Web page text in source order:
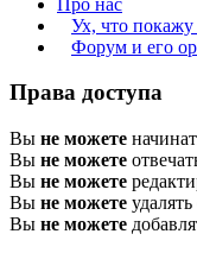
Ух, что покажу
Форум и его
Права доступа
Вы не можете
Вы не можете
Вы не можете
Вы не можете
Вы не можете